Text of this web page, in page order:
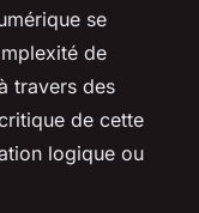
se
de
travers des
de cette
logique ou